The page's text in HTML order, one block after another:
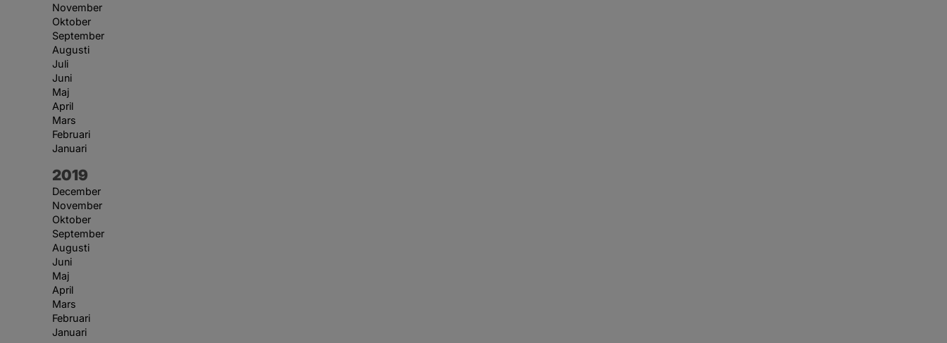
November
Oktober
September
Augusti
Juli
Juni
Maj
April
Mars
Februari
Januari
År:
2019
December
November
Oktober
September
Augusti
Juni
Maj
April
Mars
Februari
Januari